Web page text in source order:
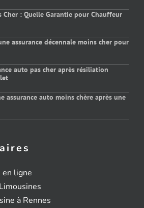
Cher : Quelle Garantie pour Chauffeur
assurance décennale moins cher pour
auto pas cher après résiliation
assurance auto moins chère après une
en ligne
à Rennes